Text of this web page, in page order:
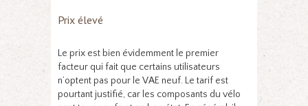
Prix élevé
Le prix est bien évidemment le premier
facteur qui fait que certains utilisateurs
n’optent pas pour le VAE neuf. Le tarif est
pourtant justifié, car les composants du vélo